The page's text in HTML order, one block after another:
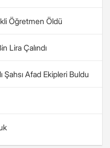
Öğretmen Öldü
Lira Çalındı
Şahsı Afad Ekipleri Buldu